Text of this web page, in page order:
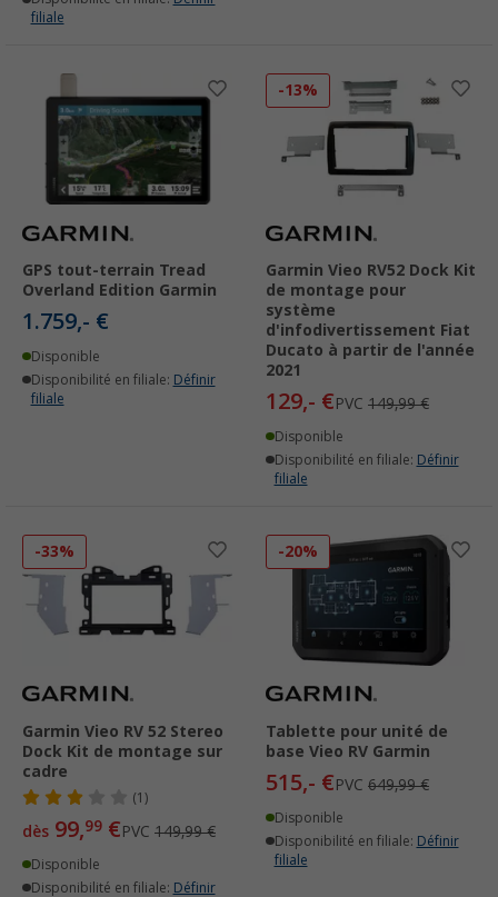
filiale
GPS tout-terrain Tread
Overland Edition Garmin
1.759,- €
Disponible
Disponibilité en filiale: Définir
filiale
-13%
Garmin Vieo RV52 Dock Kit
de montage pour
système
d'infodivertissement Fiat
Ducato à partir de l'année
2021
129,- €PVC 149,99 €
Disponible
Disponibilité en filiale: Définir
filiale
-33%
Garmin Vieo RV 52 Stereo
Dock Kit de montage sur
cadre
(1)
dès 99,99 €PVC 149,99 €
Disponible
Disponibilité en filiale: Définir
-20%
Tablette pour unité de
base Vieo RV Garmin
515,- €PVC 649,99 €
Disponible
Disponibilité en filiale: Définir
filiale